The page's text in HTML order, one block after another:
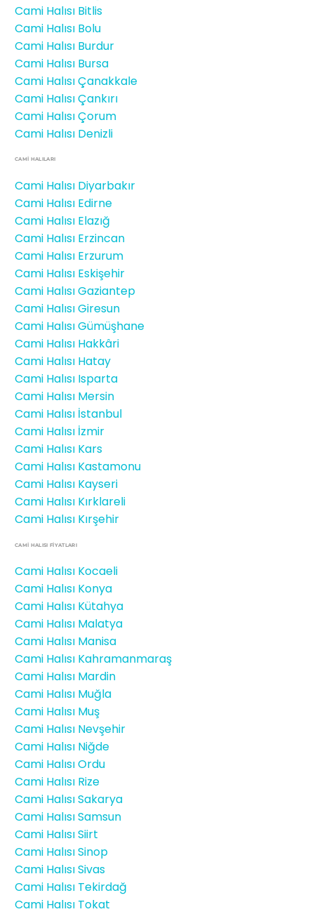
Cami Halısı Bitlis
Cami Halısı Bolu
Cami Halısı Burdur
Cami Halısı Bursa
Cami Halısı Çanakkale
Cami Halısı Çankırı
Cami Halısı Çorum
Cami Halısı Denizli
CAMİ HALILARI
Cami Halısı Diyarbakır
Cami Halısı Edirne
Cami Halısı Elazığ
Cami Halısı Erzincan
Cami Halısı Erzurum
Cami Halısı Eskişehir
Cami Halısı Gaziantep
Cami Halısı Giresun
Cami Halısı Gümüşhane
Cami Halısı Hakkâri
Cami Halısı Hatay
Cami Halısı Isparta
Cami Halısı Mersin
Cami Halısı İstanbul
Cami Halısı İzmir
Cami Halısı Kars
Cami Halısı Kastamonu
Cami Halısı Kayseri
Cami Halısı Kırklareli
Cami Halısı Kırşehir
CAMİ HALISI FIYATLARI
Cami Halısı Kocaeli
Cami Halısı Konya
Cami Halısı Kütahya
Cami Halısı Malatya
Cami Halısı Manisa
Cami Halısı Kahramanmaraş
Cami Halısı Mardin
Cami Halısı Muğla
Cami Halısı Muş
Cami Halısı Nevşehir
Cami Halısı Niğde
Cami Halısı Ordu
Cami Halısı Rize
Cami Halısı Sakarya
Cami Halısı Samsun
Cami Halısı Siirt
Cami Halısı Sinop
Cami Halısı Sivas
Cami Halısı Tekirdağ
Cami Halısı Tokat